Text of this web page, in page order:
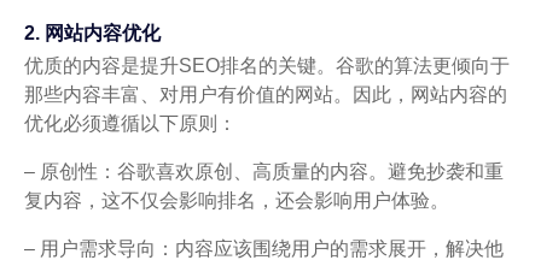
2. 网站内容优化
优质的内容是提升SEO排名的关键。谷歌的算法更倾向于
那些内容丰富、对用户有价值的网站。因此，网站内容的
优化必须遵循以下原则：
– 原创性：谷歌喜欢原创、高质量的内容。避免抄袭和重
复内容，这不仅会影响排名，还会影响用户体验。
– 用户需求导向：内容应该围绕用户的需求展开，解决他